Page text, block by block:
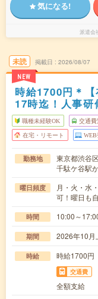
気になる!
派遣会
未読
NEW
掲載日 2026/08/07
時給1700円＊
17時迄！人事研
職種未経験OK 交通費
在宅・リモート WEB
勤務地
東京都渋谷
千駄ケ谷駅
曜日頻度
月・火・水
可！曜日も
時間 10:00～
期間 2026年10
時給 時給1700
交通費
全額支給